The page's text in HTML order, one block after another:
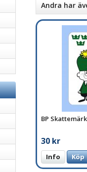
Andra har
BP
30 kr
Info Köp